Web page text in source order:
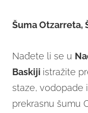
Šuma Otzarreta,
Nađete li se u
Baskiji istražite
staze, vodopade
prekrasnu šumu